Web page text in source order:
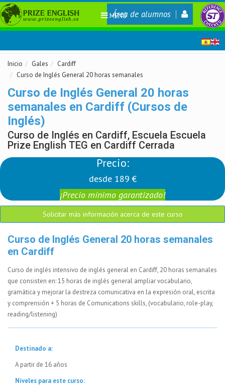
Área de alumnos
MENÚ
Inicio Gales
Cardiff
Curso de Inglés General 20 horas semanales
Curso de Inglés General 20 horas
semanales en Cardiff (Cursos de
Inglés)
Curso de Inglés en Cardiff, Escuela Escuela
Prize English TEG en Cardiff Cerrada
Precio:
desde 189 €
¡Precio mínimo garantizado!
Solicitar más información acerca de este curso
Curso de Inglés General 20 horas semanales
en Cardiff
Curso de inglés intensivo de inglés general en Cardiff, 20 horas semanales
que consisten en: 15 horas de inglés general ampliar vocabulario,
gramática y mejorar la destreza comunicativa en la expresión oral, escrita
y comprensión + 5 horas de Comunications skills, (vocabulario, role-play,
reading/listening)
Destinado a:
A partir de 16 años
Niveles para este curso: